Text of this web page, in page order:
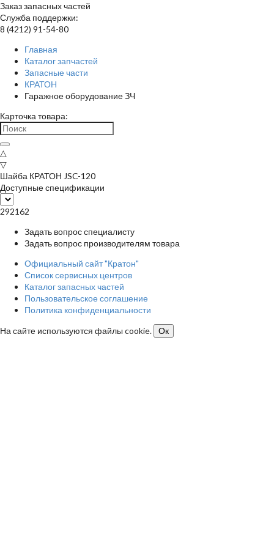
Заказ запасных частей
Служба поддержки:
8 (4212) 91-54-80
Главная
Каталог запчастей
Запасные части
КРАТОН
Гаражное оборудование ЗЧ
Карточка товара:
△
▽
Шайба КРАТОН JSC-120
Доступные спецификации
292162
Задать вопрос специалисту
Задать вопрос производителям товара
Официальный сайт "Кратон"
Список сервисных центров
Каталог запасных частей
Пользовательское соглашение
Политика конфиденциальности
На сайте используются файлы cookie.
Ок